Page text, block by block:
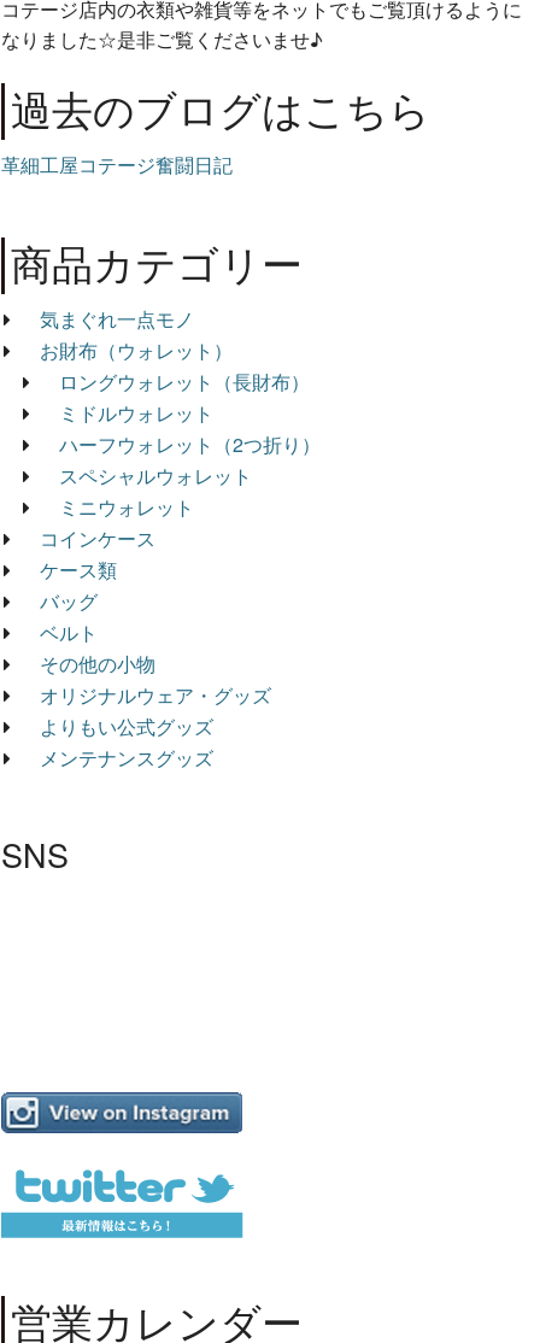
コテージ店内の衣類や雑貨等をネットでもご覧頂けるように
なりました☆是非ご覧くださいませ♪
過去のブログはこちら
革細工屋コテージ奮闘日記
商品カテゴリー
気まぐれ一点モノ
お財布（ウォレット）
ロングウォレット（長財布）
ミドルウォレット
ハーフウォレット（2つ折り）
スペシャルウォレット
ミニウォレット
コインケース
ケース類
バッグ
ベルト
その他の小物
オリジナルウェア・グッズ
よりもい公式グッズ
メンテナンスグッズ
SNS
営業カレンダー